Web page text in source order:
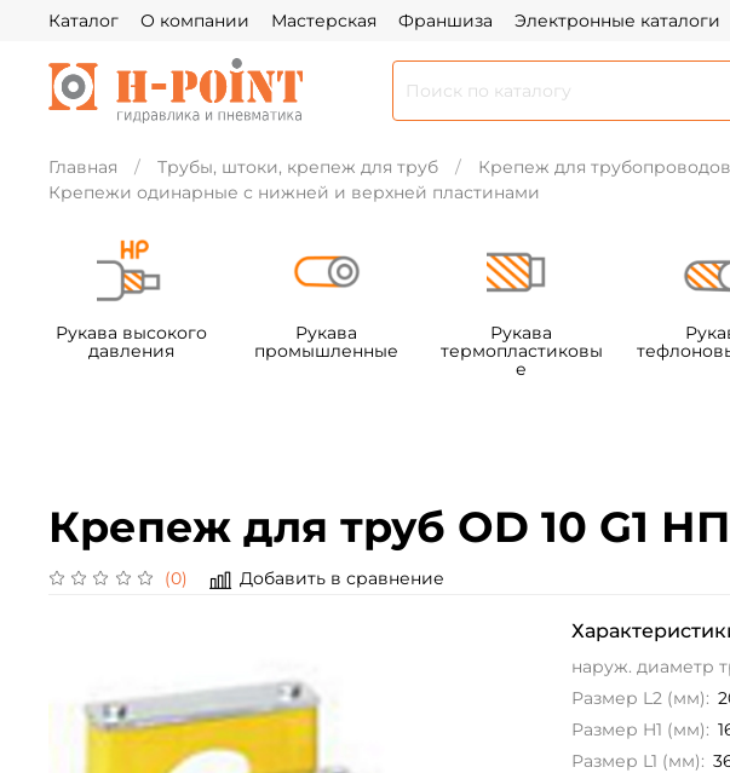
Каталог О компании Мастерская Франшиза Электронные каталоги
Главная Трубы, штоки, крепеж для труб Крепеж для трубопроводов
Крепежи одинарные с нижней и верхней пластинами
Рукава высокого
давления
Рукава
промышленные
Рукава
термопластиковы
е
Крепеж для труб OD 10 G1
(0) Добавить в сравнение
наруж. диаметр
Размер L2 (мм):
Размер H1 (мм):
Размер L1 (мм):